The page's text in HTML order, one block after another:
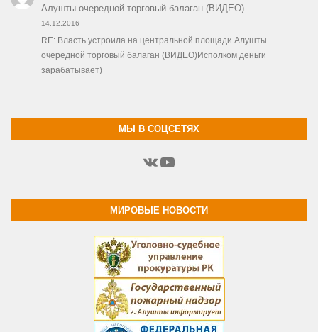
Алушты очередной торговый балаган (ВИДЕО)
14.12.2016
RE: Власть устроила на центральной площади Алушты
очередной торговый балаган (ВИДЕО)Исполком деньги
зарабатывает)
МЫ В СОЦСЕТЯХ
ВКонтакте
YouTube
МИРОВЫЕ НОВОСТИ